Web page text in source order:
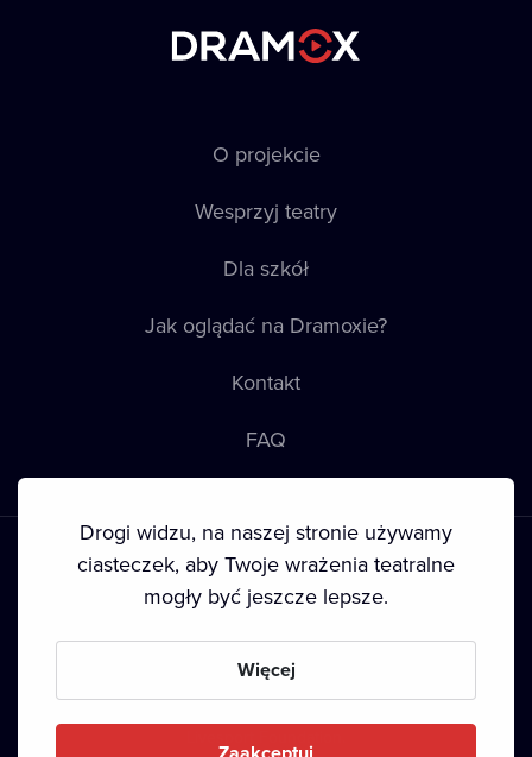
O projekcie
Wesprzyj teatry
Dla szkół
Jak oglądać na Dramoxie?
Kontakt
FAQ
Warunki korzystania • Polityka prywatności • Prawa autorskie
Drogi widzu, na naszej stronie używamy
ciasteczek, aby Twoje wrażenia teatralne
mogły być jeszcze lepsze.
Więcej